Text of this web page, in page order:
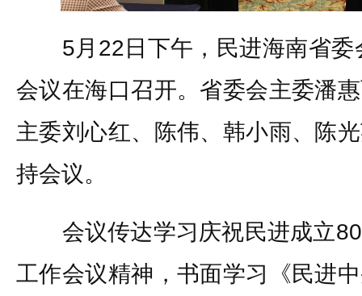
5月22日下午，民进海南省委
会议在海口召开。省委会主委潘
主委刘心红、陈伟、韩小雨、陈
持会议。
会议传达学习庆祝民进成立80
工作会议精神，书面学习《民进